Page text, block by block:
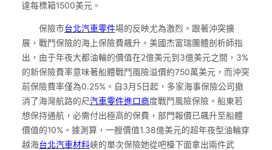
達每標箱1500美元。
保險市台北汽車零件場的反映尤為激烈。跟著沖突擴
展，戰鬥保險的海上保險費飆升。美國杰富瑞團體剖析師指
出，由于年夜大都油輪的價值在2億美元到3億美元之間，3%
的新保險費率意味著船體戰鬥風險溢價約750萬美元，而沖突
前保險費率僅為0.25%。自3月5日起，多家海事保險公司撤
消了海灣航路的尺汽車零件進口商度戰鬥風險保險。船東若
想保持通航，必需付出極高的保費，部門報價已飆升至船體
價值的10%。據測算，一艘價值1.38億美元的超年夜型油輪穿
越海台北汽車材料峽的單次保險她從吧檯下面拿出兩件武